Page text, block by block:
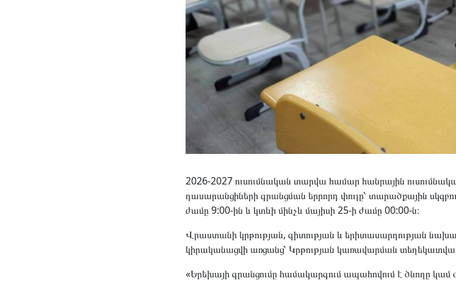
2026-2027 ուսումնական տարվա համար հանրային
դասարանցիների գրանցման երրորդ փուլը՝ տարածքային
ժամը 9:00-ին և կտևի մինչև մայիսի 25-ի ժամը 00:00-ն։
Վրաստանի կրթության, գիտության և երիտասարդության
կիրականացվի առցանց՝ Կրթության կառավարման
«Երեխայի գրանցումը համակարգում ապահովում է ծնողը